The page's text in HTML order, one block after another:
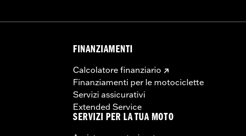
FINANZIAMENTI
Calcolatore finanziario
Finanziamenti per le motociclette
Servizi assicurativi
Extended Service
SERVIZI PER LA TUA MOTO